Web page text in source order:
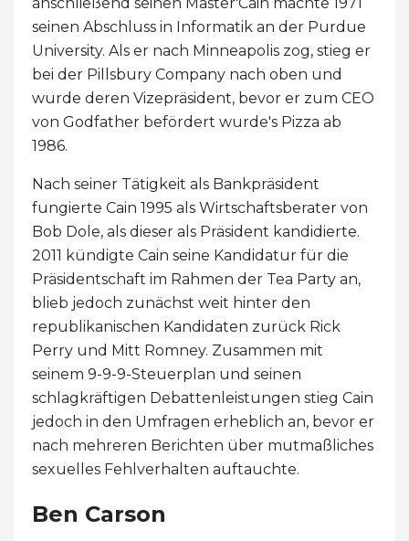
seinen Abschluss in Informatik an der Purdue
University. Als er nach Minneapolis zog, stieg er
bei der Pillsbury Company nach oben und
wurde deren Vizepräsident, bevor er zum CEO
von Godfather befördert wurde's Pizza ab
1986.
Nach seiner Tätigkeit als Bankpräsident
fungierte Cain 1995 als Wirtschaftsberater von
Bob Dole, als dieser als Präsident kandidierte.
2011 kündigte Cain seine Kandidatur für die
Präsidentschaft im Rahmen der Tea Party an,
blieb jedoch zunächst weit hinter den
republikanischen Kandidaten zurück Rick
Perry und Mitt Romney. Zusammen mit
seinem 9-9-9-Steuerplan und seinen
schlagkräftigen Debattenleistungen stieg Cain
jedoch in den Umfragen erheblich an, bevor er
nach mehreren Berichten über mutmaßliches
sexuelles Fehlverhalten auftauchte.
Ben Carson